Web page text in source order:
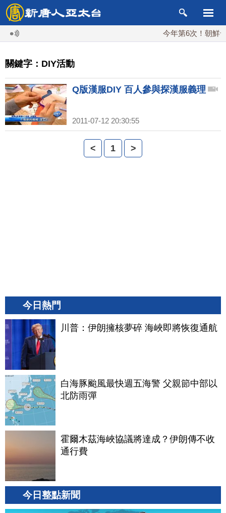
今年第6次！朝鮮發
關鍵字：DIY活動
Q版漢服DIY 百人參與探漢服義理
2011-07-12 20:30:55
< 1 >
今日熱門
川普：伊朗擁核夢碎 海峽即將恢復通航
白海豚颱風最快週五海警 父親節中部以
北防雨彈
霍爾木茲海峽協議將達成？伊朗傳不收
通行費
今日整點新聞